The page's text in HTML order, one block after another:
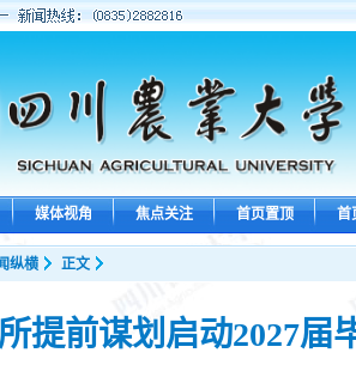
媒体视角 焦点关注 首页置顶 首
纵横 正文
提前谋划启动2027届